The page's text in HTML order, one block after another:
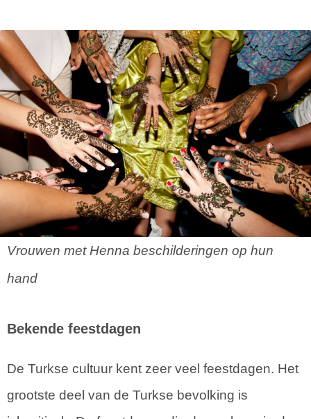
Vrouwen met Henna beschilderingen op hun
hand
Bekende feestdagen
De Turkse cultuur kent zeer veel feestdagen. Het
grootste deel van de Turkse bevolking is